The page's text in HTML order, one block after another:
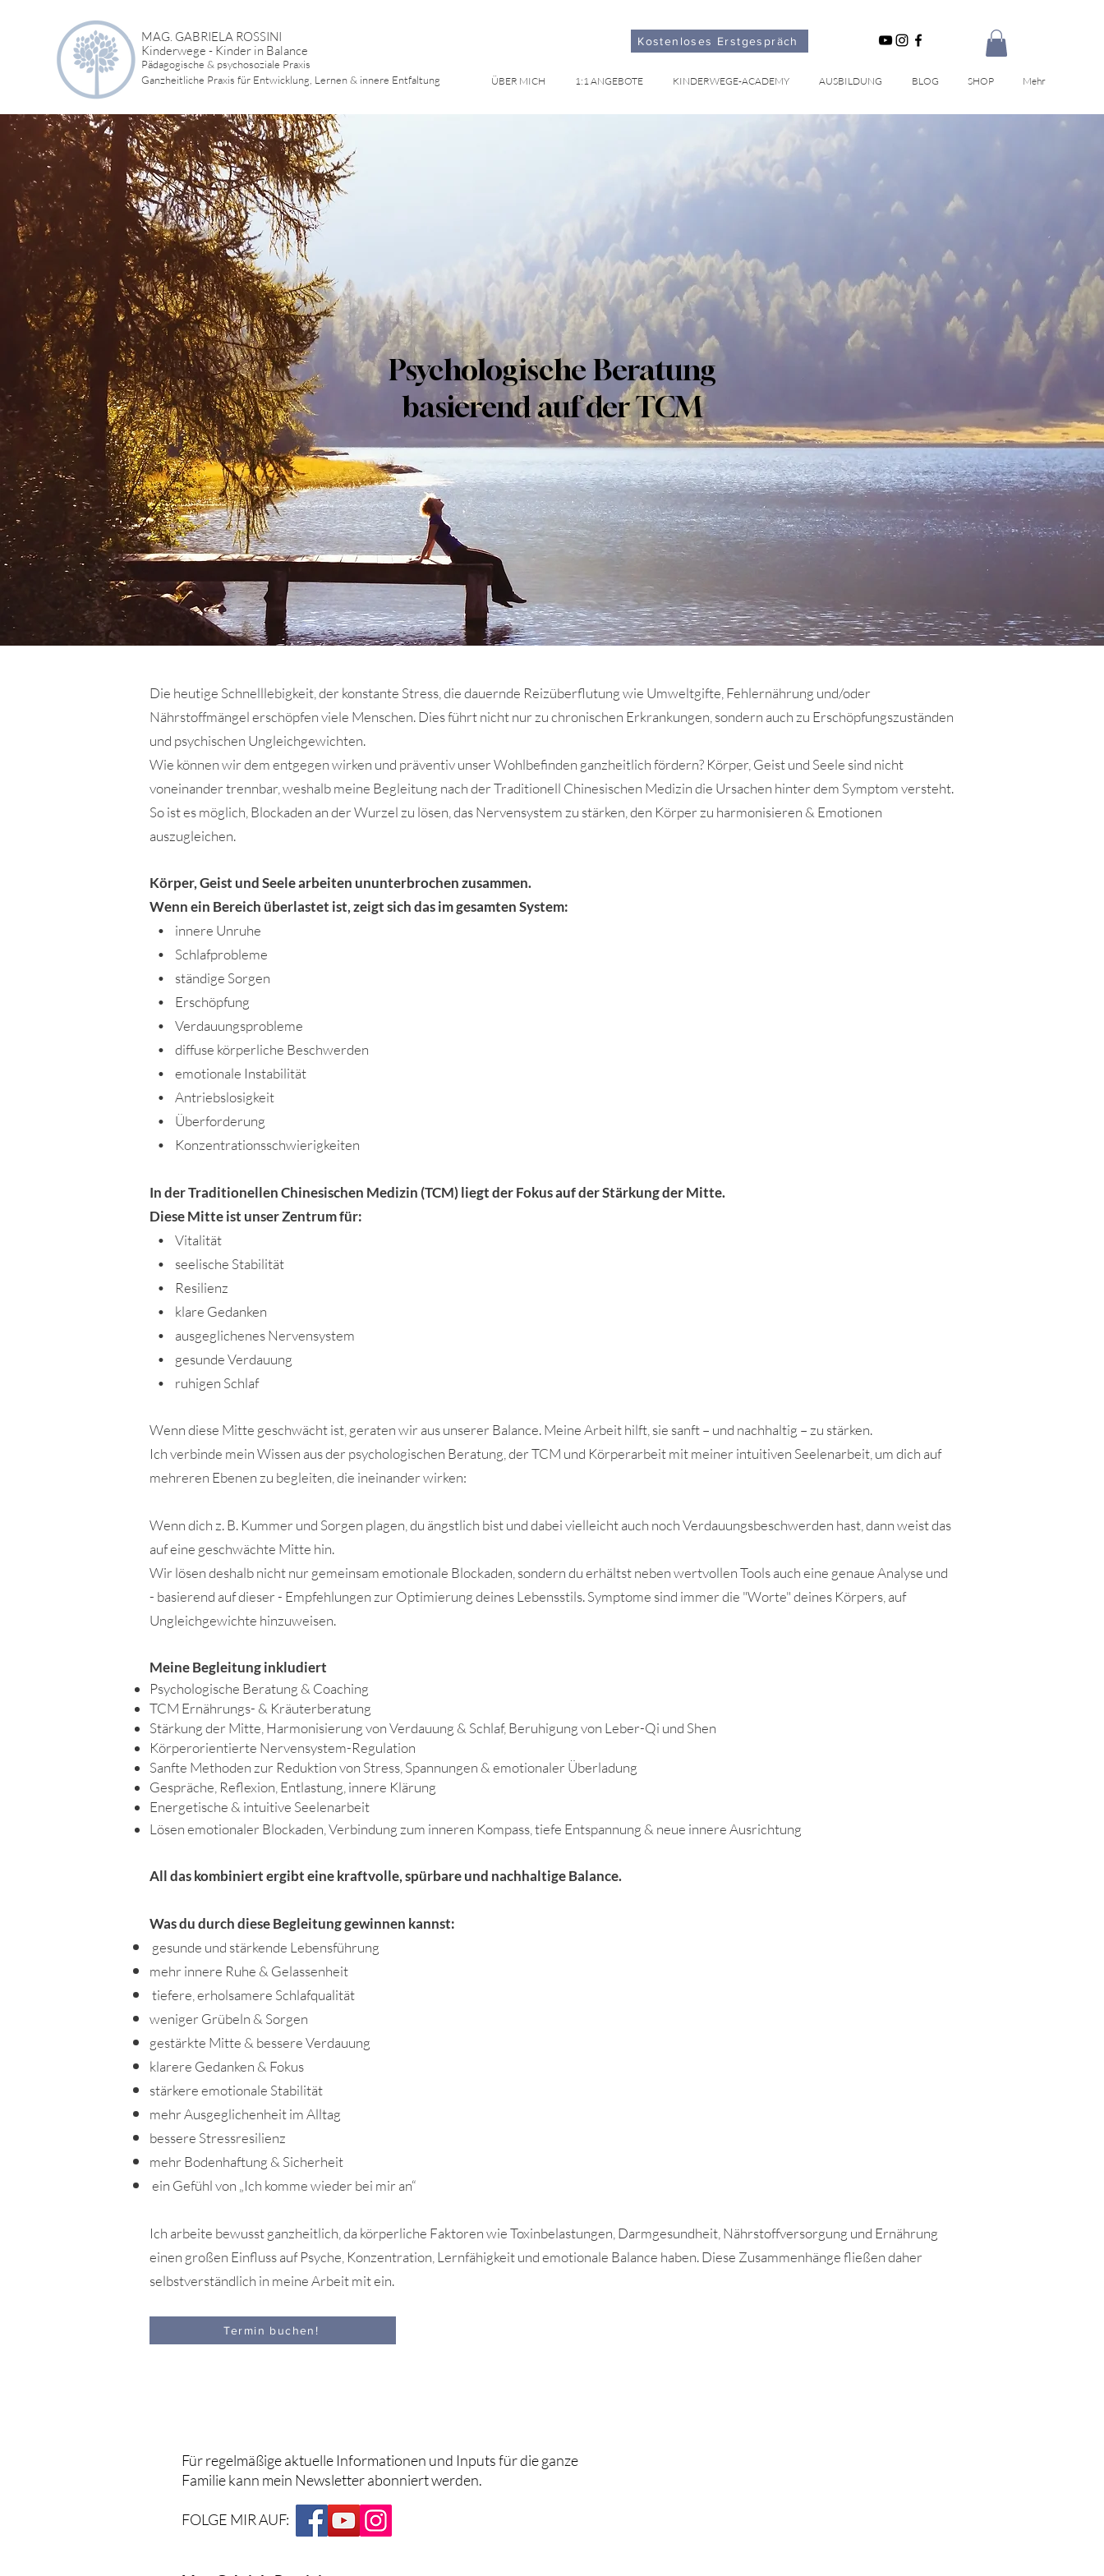
MAG. GABRIELA ROSSINI
Kinderwege - Kinder in Balance
Pädagogische & psychosoziale Praxis
Ganzheitliche Praxis für Entwicklung, Lernen & innere Entfaltung
Kostenloses Erstgespräch
ÜBER MICH 1:1 ANGEBOTE KINDERWEGE-ACADEMY AUSBILDUNG BLOG SHOP Mehr
Psychologische Beratung
basierend auf der TCM
Die heutige Schnelllebigkeit, der konstante Stress, die dauernde Reizüberflutung wie Umweltgifte, Fehlernährung und/oder
Nährstoffmängel erschöpfen viele Menschen. Dies führt nicht nur zu chronischen Erkrankungen, sondern auch zu Erschöpfungszuständen
und psychischen Ungleichgewichten.
Wie können wir dem entgegen wirken und präventiv unser Wohlbefinden ganzheitlich fördern? Körper, Geist und Seele sind nicht
voneinander trennbar, weshalb meine Begleitung nach der Traditionell Chinesischen Medizin die Ursachen hinter dem Symptom versteht.
So ist es möglich, Blockaden an der Wurzel zu lösen, das Nervensystem zu stärken, den Körper zu harmonisieren & Emotionen
auszugleichen.
Körper, Geist und Seele arbeiten ununterbrochen zusammen.
Wenn ein Bereich überlastet ist, zeigt sich das im gesamten System:
• innere Unruhe
• Schlafprobleme
• ständige Sorgen
• Erschöpfung
• Verdauungsprobleme
• diffuse körperliche Beschwerden
• emotionale Instabilität
• Antriebslosigkeit
• Überforderung
• Konzentrationsschwierigkeiten
In der Traditionellen Chinesischen Medizin (TCM) liegt der Fokus auf der Stärkung der Mitte.
Diese Mitte ist unser Zentrum für:
• Vitalität
• seelische Stabilität
• Resilienz
• klare Gedanken
• ausgeglichenes Nervensystem
• gesunde Verdauung
• ruhigen Schlaf
Wenn diese Mitte geschwächt ist, geraten wir aus unserer Balance. Meine Arbeit hilft, sie sanft – und nachhaltig – zu stärken.
Ich verbinde mein Wissen aus der psychologischen Beratung, der TCM und Körperarbeit mit meiner intuitiven Seelenarbeit, um dich auf
mehreren Ebenen zu begleiten, die ineinander wirken:
Wenn dich z. B. Kummer und Sorgen plagen, du ängstlich bist und dabei vielleicht auch noch Verdauungsbeschwerden hast, dann weist das
auf eine geschwächte Mitte hin.
Wir lösen deshalb nicht nur gemeinsam emotionale Blockaden, sondern du erhältst neben wertvollen Tools auch eine genaue Analyse und
- basierend auf dieser - Empfehlungen zur Optimierung deines Lebensstils. Symptome sind immer die "Worte" deines Körpers, auf
Ungleichgewichte hinzuweisen.
Meine Begleitung ​inkludiert
Psychologische Beratung & Coaching
TCM Ernährungs- & Kräuterberatung
Stärkung der Mitte, Harmonisierung von Verdauung & Schlaf, Beruhigung von Leber-Qi und Shen
Körperorientierte Nervensystem-Regulation
Sanfte Methoden zur Reduktion von Stress, Spannungen & emotionaler Überladung
Gespräche, Reflexion, Entlastung, innere Klärung
Energetische & intuitive Seelenarbeit
Lösen emotionaler Blockaden, Verbindung zum inneren Kompass, tiefe Entspannung & neue innere Ausrichtung
All das kombiniert ergibt eine kraftvolle, spürbare und nachhaltige Balance.
Was du durch diese Begleitung gewinnen kannst:
gesunde und stärkende Lebensführung
mehr innere Ruhe & Gelassenheit
tiefere, erholsamere Schlafqualität
weniger Grübeln & Sorgen
gestärkte Mitte & bessere Verdauung
klarere Gedanken & Fokus
stärkere emotionale Stabilität
mehr Ausgeglichenheit im Alltag
bessere Stressresilienz
mehr Bodenhaftung & Sicherheit
ein Gefühl von „Ich komme wieder bei mir an“
Ich arbeite bewusst ganzheitlich, da körperliche Faktoren wie Toxinbelastungen, Darmgesundheit, Nährstoffversorgung und Ernährung
einen großen Einfluss auf Psyche, Konzentration, Lernfähigkeit und emotionale Balance haben. Diese Zusammenhänge fließen daher
selbstverständlich in meine Arbeit mit ein.
Termin buchen!
Für regelmäßige aktuelle Informationen und Inputs für die ganze
Familie kann mein Newsletter abonniert werden.
FOLGE MIR AUF: